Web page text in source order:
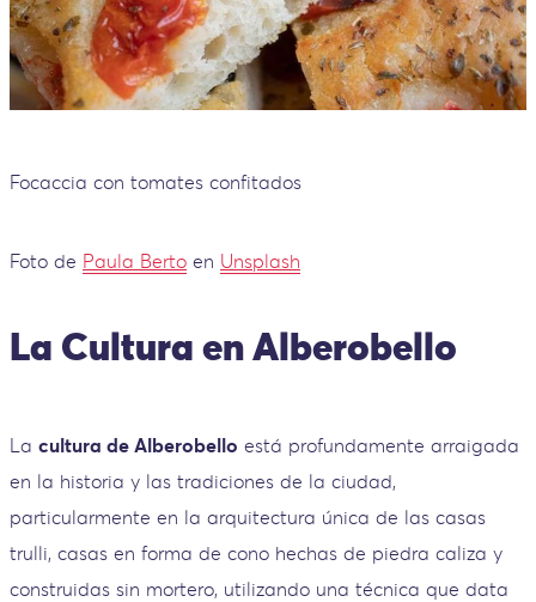
Focaccia con tomates confitados
Foto de Paula Berto en Unsplash
La Cultura en Alberobello
La cultura de Alberobello está profundamente arraigada
en la historia y las tradiciones de la ciudad,
particularmente en la arquitectura única de las casas
trulli, casas en forma de cono hechas de piedra caliza y
construidas sin mortero, utilizando una técnica que data